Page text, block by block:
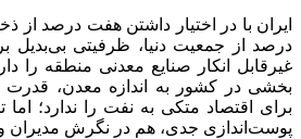
ایران با در اختیار داشتن هفت درصد از
درصد از جمعیت دنیا، ظرفیتی
غیرقابل انکار صنایع معدنی منطقه را
بخشی در کشور به اندازه معدن، قدرت
برای اقتصاد متکی به نفت را ندارد؛
پوست‌اندازی جدی، هم در نگرش